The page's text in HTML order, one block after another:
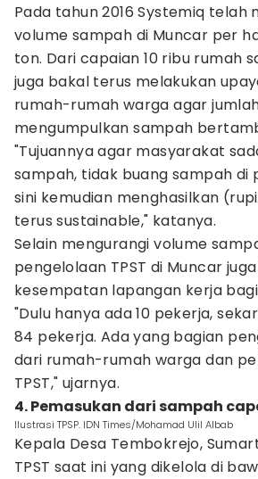
Pada tahun 2016 Systemiq telah
volume sampah di Muncar per
ton. Dari capaian 10 ribu rumah
juga bakal terus melakukan
rumah-rumah warga agar
mengumpulkan sampah
"Tujuannya agar masyarakat
sampah, tidak buang sampah di
sini kemudian menghasilkan
terus sustainable," katanya.
Selain mengurangi volume
pengelolaan TPST di Muncar
kesempatan lapangan kerja
"Dulu hanya ada 10 pekerja,
84 pekerja. Ada yang bagian
dari rumah-rumah warga dan
TPST," ujarnya.
4. Pemasukan dari sampah
Ilustrasi TPSP. IDN Times/Mohamad Ulil Albab
Kepala Desa Tembokrejo,
TPST saat ini yang dikelola di